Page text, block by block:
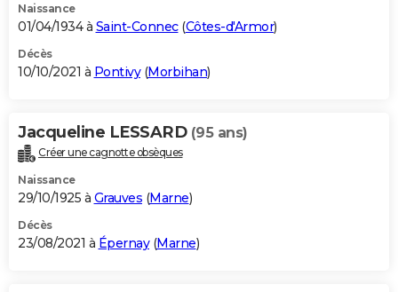
Naissance
01/04/1934 à Saint-Connec(Côtes-d'Armor)
Décès
10/10/2021 à Pontivy(Morbihan)
Jacqueline LESSARD (95 ans)
Créer une cagnotte obsèques
Naissance
29/10/1925 à Grauves (Marne)
Décès
23/08/2021 à Épernay(Marne)